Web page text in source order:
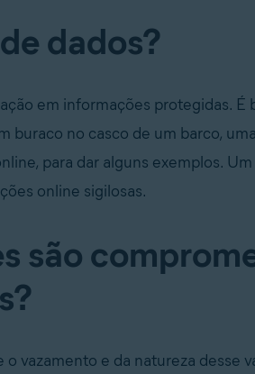
dados?
em informações protegidas. É
buraco no casco de um barco,
para dar alguns exemplos.
online sigilosas.
são
vazamento e da natureza desse